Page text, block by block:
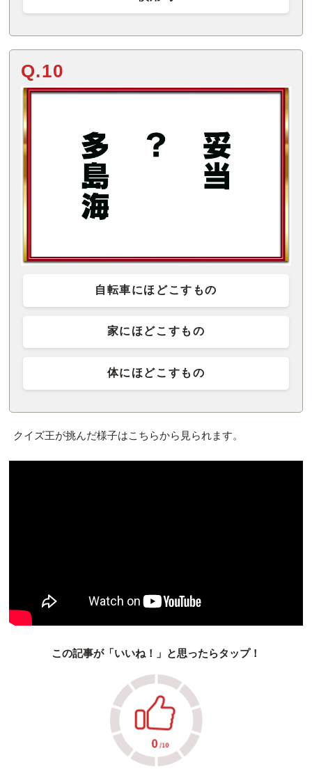
Q.10
自転車にほどこすもの
家にほどこすもの
体にほどこすもの
クイズ王が挑んだ様子はこちらから見られます。
この記事が「いいね！」と思ったらタップ！